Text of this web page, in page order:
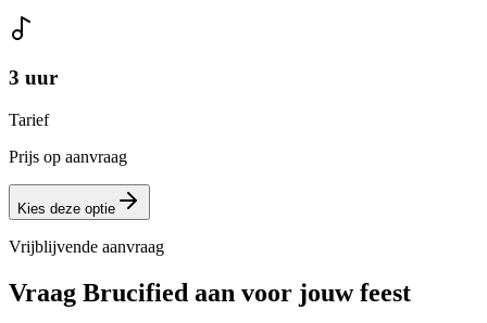
3 uur
Tarief
Prijs op aanvraag
Kies deze optie
Vrijblijvende aanvraag
Vraag Brucified aan voor jouw feest